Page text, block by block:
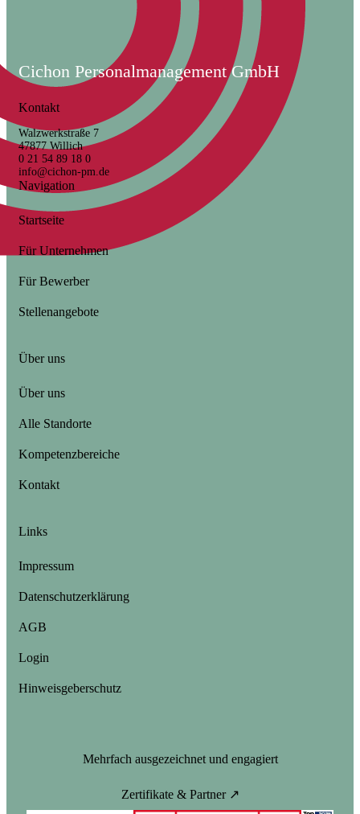
Cichon Personalmanagement GmbH
Kontakt
Walzwerkstraße 7
47877 Willich
0 21 54 89 18 0
info@cichon-pm.de
Navigation
Startseite
Für Unternehmen
Für Bewerber
Stellenangebote
Über uns
Über uns
Alle Standorte
Kompetenzbereiche
Kontakt
Links
Impressum
Datenschutzerklärung
AGB
Login
Hinweisgeberschutz
Mehrfach ausgezeichnet und engagiert
Zertifikate & Partner ↗